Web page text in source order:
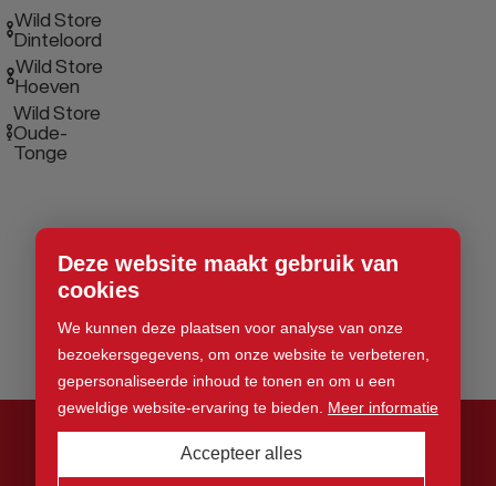
Deze website maakt gebruik van
cookies
We kunnen deze plaatsen voor analyse van onze
bezoekersgegevens, om onze website te verbeteren,
gepersonaliseerde inhoud te tonen en om u een
geweldige website-ervaring te bieden. Meer informatie
Accepteer alles
Wild Store
Dinteloord
Wild Store
Hoeven
Wild Store
Oude-
Tonge
© 2026 Wild Store. Alle rechten voorbehouden